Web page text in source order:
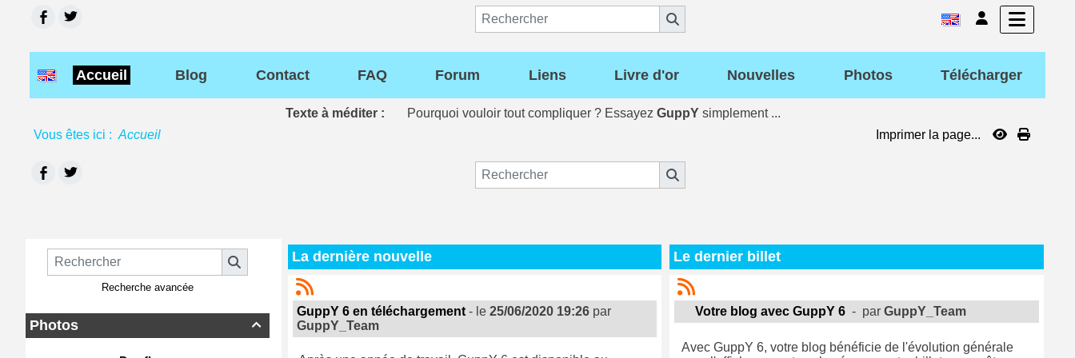
Accueil Blog Contact FAQ Forum Liens Livre d'or Nouvelles Photos Télécharger
Texte à méditer : Pourquoi vouloir tout compliquer ? Essayez GuppYsimplement ...
Vous êtes ici : Accueil Imprimer la page...
Recherche avancée

Photos
La dernière nouvelle
GuppY 6 en téléchargement - le 25/06/2020 19:26par
GuppY_Team
Le dernier billet
Votre blog avec GuppY 6 - par GuppY_Team
Avec GuppY 6, votre blog bénéficie de l'évolution générale